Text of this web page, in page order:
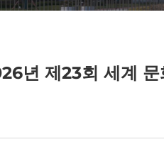
년 제23회 세계 문